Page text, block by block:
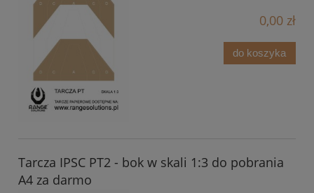
0,00 zł
do koszyka
Tarcza IPSC PT2 - bok w skali 1:3 do pobrania
A4 za darmo